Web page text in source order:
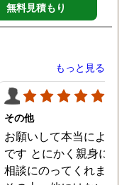
無料見積もり
もっと見る
その他
お願いして本当によかっ
です とにかく親身にな
相談にのってくれました